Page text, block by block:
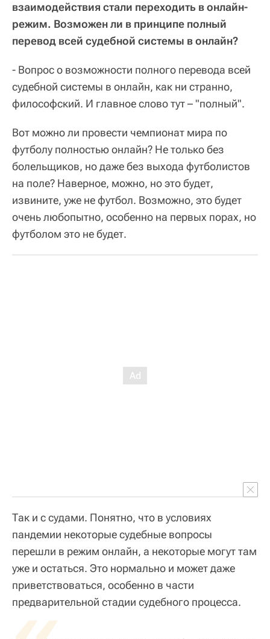
взаимодействия стали переходить в онлайн-
режим. Возможен ли в принципе полный
перевод всей судебной системы в онлайн?
- Вопрос о возможности полного перевода всей
судебной системы в онлайн, как ни странно,
философский. И главное слово тут – "полный".
Вот можно ли провести чемпионат мира по
футболу полностью онлайн? Не только без
болельщиков, но даже без выхода футболистов
на поле? Наверное, можно, но это будет,
извините, уже не футбол. Возможно, это будет
очень любопытно, особенно на первых порах, но
футболом это не будет.
Так и с судами. Понятно, что в условиях
пандемии некоторые судебные вопросы
перешли в режим онлайн, а некоторые могут там
уже и остаться. Это нормально и может даже
приветствоваться, особенно в части
предварительной стадии судебного процесса.